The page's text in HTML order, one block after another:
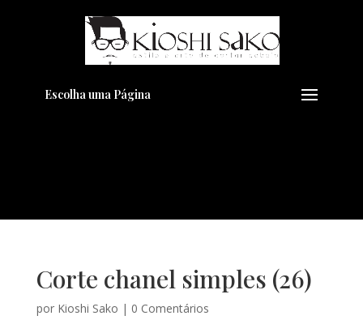
Escolha uma Página
Corte chanel simples (26)
por Kioshi Sako | 0 Comentários
Pensando em transformar seu
Visual??